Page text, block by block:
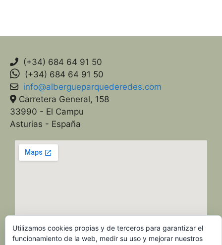
(+34) 684 64 91 50
(+34) 684 64 91 50
info@albergueparquederedes.com
Carretera General, 158
33990 - El Campu
Asturias - España
Utilizamos cookies propias y de terceros para garantizar el
funcionamiento de la web, medir su uso y mejorar nuestros